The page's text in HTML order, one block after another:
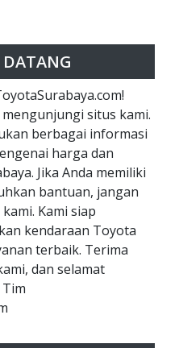
situs kami.
berbagai informasi
harga dan
Jika Anda memiliki
bantuan, jangan
Kami siap
kendaraan Toyota
terbaik. Terima
dan selamat